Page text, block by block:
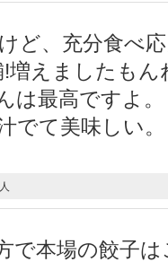
ど、充分食べ
増えましたも
は最高ですよ
でて美味しい
人
で本場の餃子